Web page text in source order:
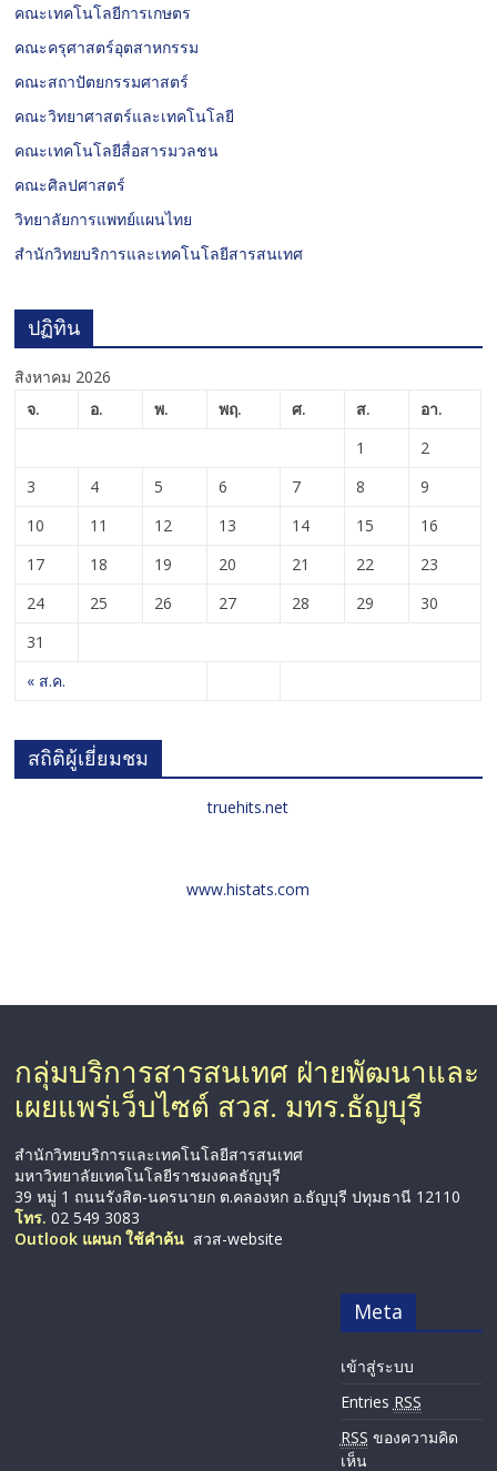
คณะเทคโนโลยีการเกษตร
คณะครุศาสตร์อุตสาหกรรม
คณะสถาปัตยกรรมศาสตร์
คณะวิทยาศาสตร์และเทคโนโลยี
คณะเทคโนโลยีสื่อสารมวลชน
คณะศิลปศาสตร์
วิทยาลัยการแพทย์แผนไทย
สำนักวิทยบริการและเทคโนโลยีสารสนเทศ
ปฏิทิน
สิงหาคม 2026
จ.
อ. พ. พฤ. ศ. ส. อา.
« ส.ค.
1
2
3
4 5 6 7 8
9
10
11 12 13 14 15
16
17
18 19 20 21 22
23
24
25 26 27 28 29
30
31
สถิติผู้เยี่ยมชม
truehits.net
www.histats.com
กลุ่มบริการสารสนเทศ ฝ่ายพัฒนาและ
เผยแพร่เว็บไซต์ สวส. มทร.ธัญบุรี
สำนักวิทยบริการและเทคโนโลยีสารสนเทศ
มหาวิทยาลัยเทคโนโลยีราชมงคลธัญบุรี
39 หมู่ 1 ถนนรังสิต-นครนายก ต.คลองหก อ.ธัญบุรี ปทุมธานี 12110
โทร. 02 549 3083
Outlook แผนก ใช้คำค้น สวส-website
Meta
เข้าสู่ระบบ
Entries RSS
RSS ของความคิด
เห็น